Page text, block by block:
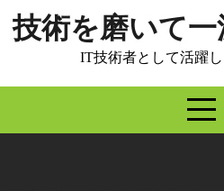
Skip
技術を磨いて一
IT技術者として活躍